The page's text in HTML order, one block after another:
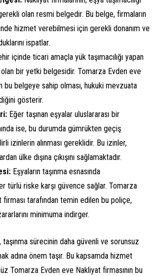
olan resmi belgedir. Bu belge, firmaların
hizmet verebilmesi için gerekli donanım ve
ispatlar.
içinde ticari amaçla yük taşımacılığı yapan
bir yetki belgesidir. Tomarza Evden eve
bu belgeye sahip olması, hukuki mevzuata
gösterir.
Eğer taşınan eşyalar uluslararası bir
ise, bu durumda gümrükten geçiş
izinlerin alınması gereklidir. Bu izinler,
ülke dışına çıkışını sağlamaktadır.
Eşyaların taşınma esnasında
türlü riske karşı güvence sağlar. Tomarza
firması tarafından temin edilen bu poliçe,
minimuma indirger.
sürecinin daha güvenli ve sorunsuz
adına önem taşır. Bu kapsamda hizmet
Tomarza Evden eve Nakliyat firmasının bu